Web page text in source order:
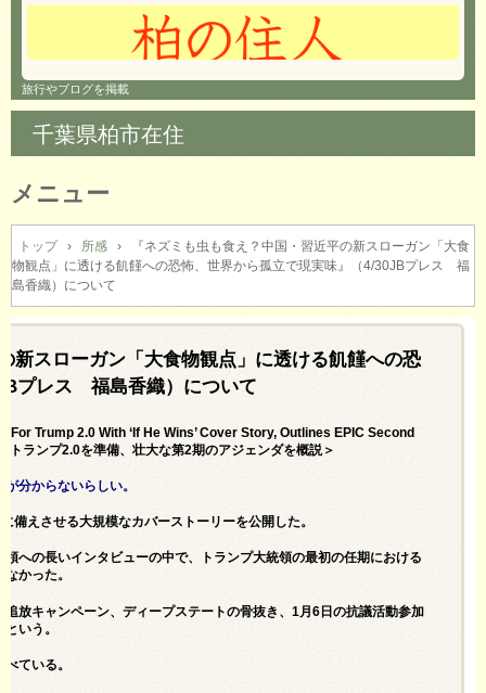
旅行やブログを掲載
千葉県柏市在住
メニュー
コ
ン
テ
ン
ス
キ
プ
トップ › 所感 ›
『ネズミも虫も食え？中国・習近平の新スローガン「大食
物観点」に透ける飢饉への恐怖、世界から孤立で現実味』（4/30JBプレス 福
島香織）について
新スローガン「大食物観点」に透ける飢饉への恐
プレス 福島香織）について
Trump 2.0 With ‘If He Wins’ Cover Story, Outlines EPIC Second
ランプ2.0を準備、壮大な第2期のアジェンダを概説＞
分からないらしい。
備えさせる大規模なカバーストーリーを公開した。
領への長いインタビューの中で、トランプ大統領の最初の任期における
かった。
放キャンペーン、ディープステートの骨抜き、1月6日の抗議活動参加
いう。
ている。